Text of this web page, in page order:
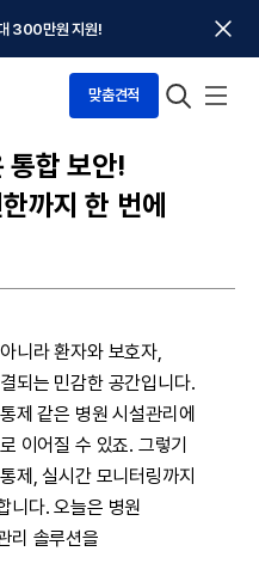
300만원 지원!
맞춤견적
통합 보안!
까지 한 번에
니라 환자와 보호자,
되는 민감한 공간입니다.
제 같은 병원 시설관리에
이어질 수 있죠. 그렇기
제, 실시간 모니터링까지
니다. 오늘은 병원
리 솔루션을